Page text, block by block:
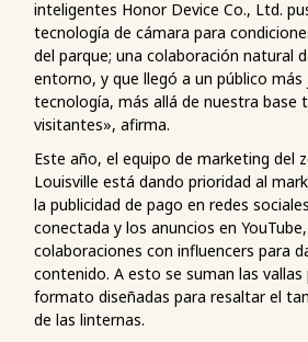
inteligentes Honor Device Co., Ltd.
tecnología de cámara para
del parque; una colaboración natural
entorno, y que llegó a un público más
tecnología, más allá de nuestra base
visitantes», afirma.
Este año, el equipo de marketing del
Louisville está dando prioridad al
la publicidad de pago en redes
conectada y los anuncios en
colaboraciones con influencers para
contenido. A esto se suman las vallas
formato diseñadas para resaltar el
de las linternas.